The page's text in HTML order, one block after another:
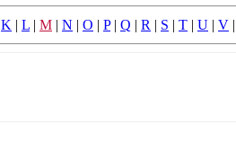
K | L | M | N | O | P| Q | R | S | T | U | V |